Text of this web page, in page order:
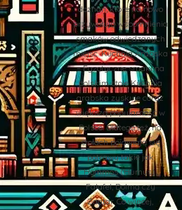
doznań, które na nowo
przywołują wspomnienia
smaków odwiedzanych
miejsc. Kuchnia Arabska
– Egzotyczne smaki na
polskim stole Kuchnia
arabska zyskuje coraz
większą popularność w
Polsce. Dlatego też, na
stołach pojawiają się
potrawy takie jak
Hommos (Humus),
Falafel, Dolma czy
Zaatar. Co więcej,